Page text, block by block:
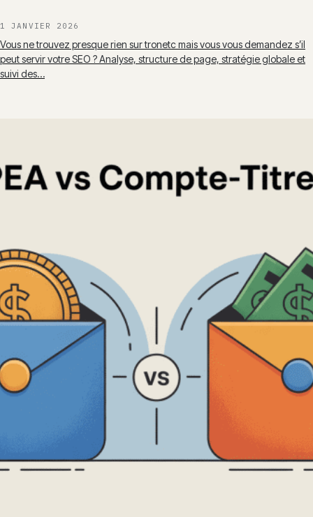
1 JANVIER 2026
Vous ne trouvez presque rien sur tronetc mais vous vous demandez s’il
peut servir votre SEO ? Analyse, structure de page, stratégie globale et
suivi des…